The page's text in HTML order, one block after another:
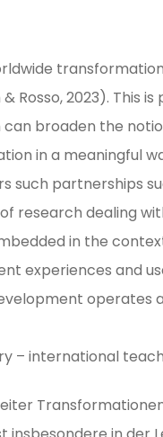
Rosso, 2023).
broaden the
in a meaningful
such partnerships
research dealing
in the
experiences and
operates
– international